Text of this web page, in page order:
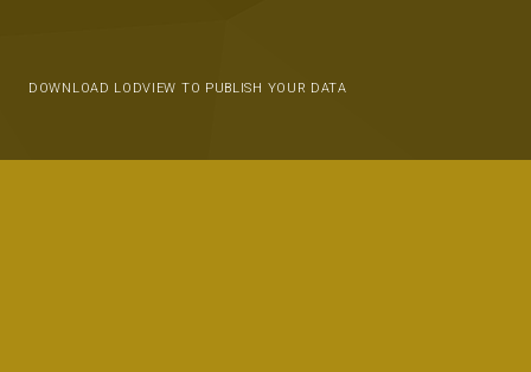
DOWNLOAD LODVIEW TO PUBLISH YOUR DATA